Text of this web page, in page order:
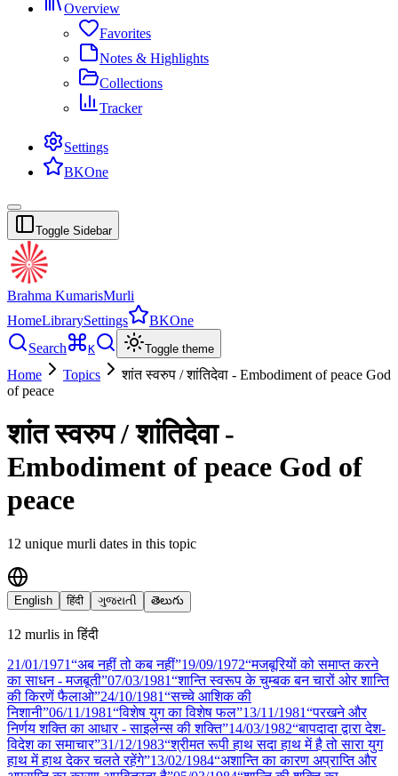
Overview
Favorites
Notes & Highlights
Collections
Tracker
Settings
BKOne
Toggle Sidebar
Brahma KumarisMurli
HomeLibrarySettings
BKOne
Search
K Toggle theme
Home Topics
शांत स्वरुप / शांतिदेवा - Embodiment of peace God
of peace
शांत स्वरुप / शांतिदेवा -
Embodiment of peace God of
peace
12 unique murli dates in this topic
English हिंदी ગુજરાતી తెలుగు
12 murlis inहिंदी
21/01/1971“अब नहीं तो कब नहीं”19/09/1972“मजबूरियों को समाप्त करने
का साधन - मजबूती”07/03/1981“शान्ति स्वरूप के चुम्बक बन चारों ओर शान्ति
की किरणें फैलाओ”24/10/1981“सच्चे आशिक की
निशानी”06/11/1981“विशेष युग का विशेष फल”13/11/1981“परखने और
निर्णय शक्ति का आधार - साइलेन्स की शक्ति”14/03/1982“बापदादा द्वारा देश-
विदेश का समाचार”31/12/1983“श्रीमत रूपी हाथ सदा हाथ में है तो सारा युग
हाथ में हाथ देकर चलते रहेंगे”13/02/1984“अशान्ति का कारण अप्राप्ति और